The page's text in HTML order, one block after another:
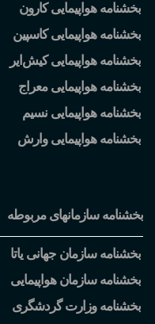
بخشنامه هواپیمایی کارون
بخشنامه هواپیمایی کاسپین
بخشنامه هواپیمایی کیش ایر
بخشنامه هواپیمایی معراج
بخشنامه هواپیمایی نسیم
بخشنامه هواپیمایی وارش
بخشنامه سازمانهای مربوطه
بخشنامه سازمان جهانی یاتا
بخشنامه سازمان هواپیمایی
بخشنامه وزارت گردشگری